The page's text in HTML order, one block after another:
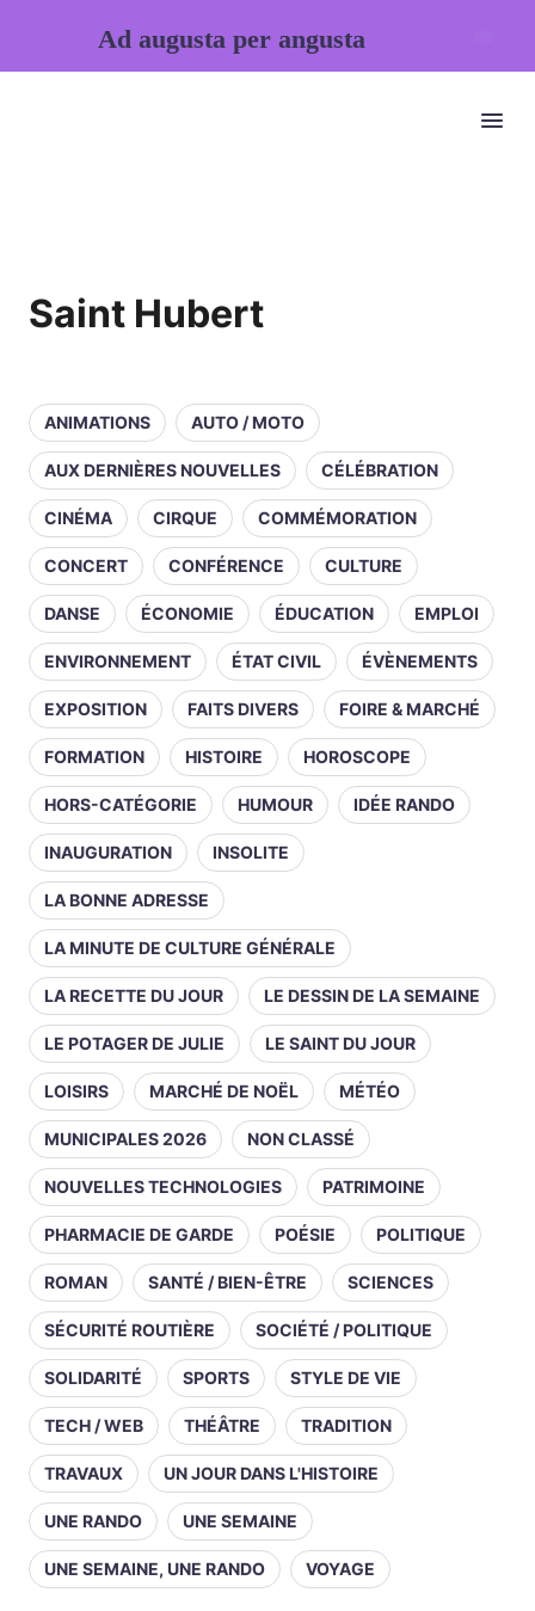
Saint Hubert
ANIMATIONS AUTO / MOTO
AUX DERNIÈRES NOUVELLES CÉLÉBRATION
CINÉMA CIRQUE COMMÉMORATION
CONCERT CONFÉRENCE CULTURE
DANSE ÉCONOMIE ÉDUCATION EMPLOI
ENVIRONNEMENT ÉTAT CIVIL ÉVÈNEMENTS
EXPOSITION FAITS DIVERS FOIRE & MARCHÉ
FORMATION HISTOIRE HOROSCOPE
HORS-CATÉGORIE HUMOUR IDÉE RANDO
INAUGURATION INSOLITE
LA BONNE ADRESSE
LA MINUTE DE CULTURE GÉNÉRALE
LA RECETTE DU JOUR LE DESSIN DE LA SEMAINE
LE POTAGER DE JULIE LE SAINT DU JOUR
LOISIRS MARCHÉ DE NOËL MÉTÉO
MUNICIPALES 2026 NON CLASSÉ
NOUVELLES TECHNOLOGIES PATRIMOINE
PHARMACIE DE GARDE POÉSIE POLITIQUE
ROMAN SANTÉ / BIEN-ÊTRE SCIENCES
SÉCURITÉ ROUTIÈRE SOCIÉTÉ / POLITIQUE
SOLIDARITÉ SPORTS STYLE DE VIE
TECH / WEB THÉÂTRE TRADITION
TRAVAUX UN JOUR DANS L'HISTOIRE
UNE RANDO UNE SEMAINE
UNE SEMAINE, UNE RANDO VOYAGE
Ad augusta per angusta